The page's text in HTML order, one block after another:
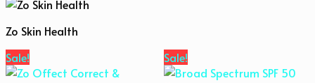
Zo Skin Health
Sale!
Sale!